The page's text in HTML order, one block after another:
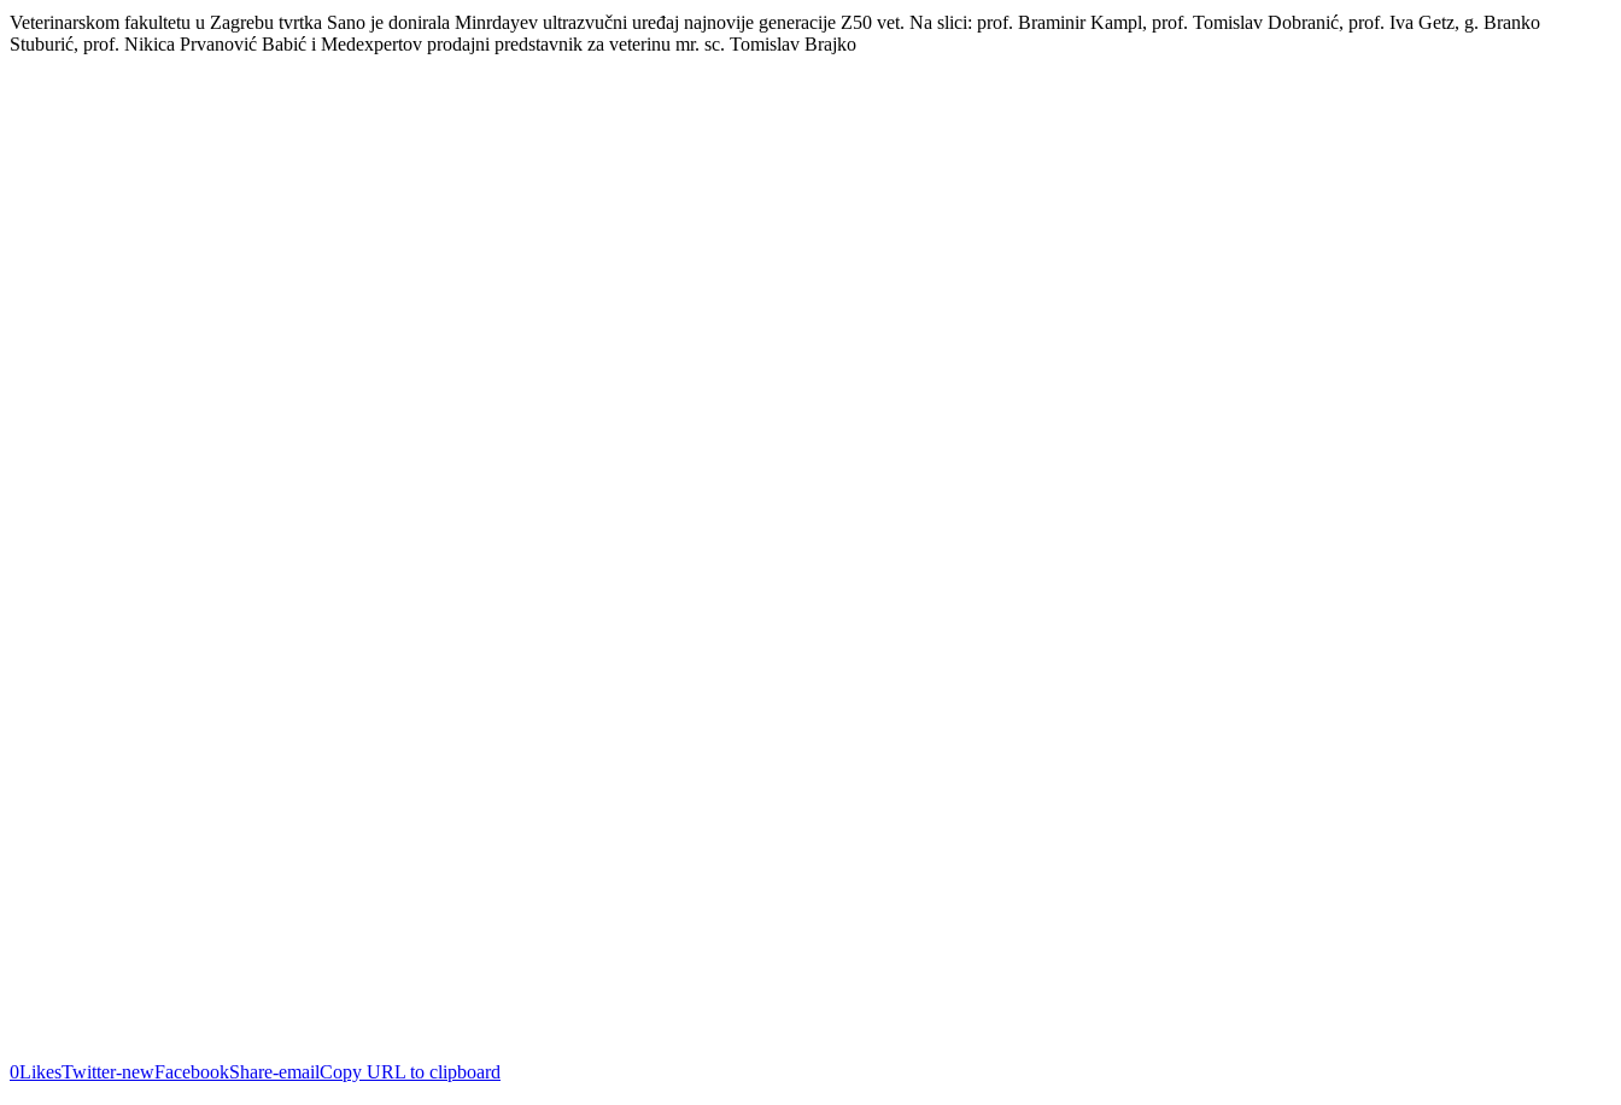
Veterinarskom fakultetu u Zagrebu tvrtka Sano je donirala Minrdayev ultrazvučni uređaj najnovije generacije Z50 vet. Na slici: prof. Braminir Kampl, prof. Tomislav Dobranić, prof. Iva Getz, g. Branko
Stuburić, prof. Nikica Prvanović Babić i Medexpertov prodajni predstavnik za veterinu mr. sc. Tomislav Brajko
0LikesTwitter-newFacebookShare-emailCopy URL to clipboard